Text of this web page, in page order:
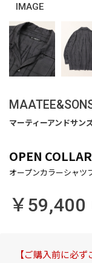
IMAGE
OPEN
￥59,400
【ご購入前に必ず